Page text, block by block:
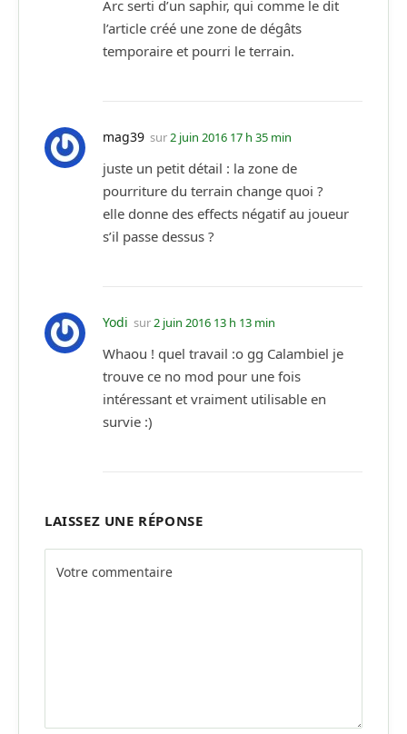
Arc serti d’un saphir, qui comme le dit
l’article créé une zone de dégâts
temporaire et pourri le terrain.
mag39 sur2 juin 2016 17 h 35 min
juste un petit détail : la zone de
pourriture du terrain change quoi ?
elle donne des effects négatif au joueur
s’il passe dessus ?
Yodi sur2 juin 2016 13 h 13 min
Whaou ! quel travail :o gg Calambiel je
trouve ce no mod pour une fois
intéressant et vraiment utilisable en
survie :)
LAISSEZ UNE RÉPONSE